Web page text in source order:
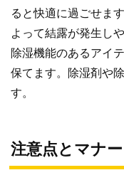
ると快適に過ごせま
よって結露が発生し
除湿機能のあるアイ
保てます。除湿剤や
す。
注意点とマナー